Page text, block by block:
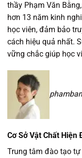
thầy Phạm Văn
hơn 13 năm kinh
học viên, đảm bảo
cách hiệu quả nhất.
vững chắc giúp học
Cơ Sở Vật Chất Hiện
Trung tâm đào tạo